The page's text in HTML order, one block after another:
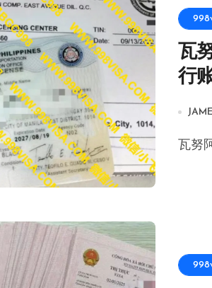
瓦
行
瓦